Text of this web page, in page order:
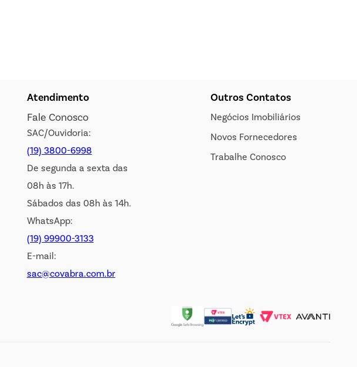
Atendimento
Fale Conosco
SAC/Ouvidoria:
(19) 3800-6998
De segunda a sexta das
08h às 17h.
Sábados das 08h às 14h.
WhatsApp:
(19) 99900-3133
E-mail:
sac@covabra.com.br
Outros Contatos
Negócios Imobiliários
Novos Fornecedores
Trabalhe Conosco